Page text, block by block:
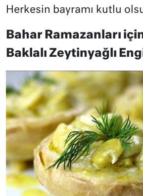
Herkesin bayramı kutlu
Bahar Ramazanları
Baklalı Zeytinyağlı